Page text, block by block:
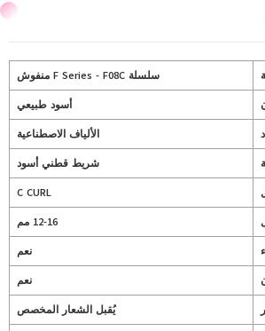
سلسلة F Series - F08C منفوش
أسود طبيعي
الألياف الاصطناعية
شريط قطني أسود
C CURL
12-16 مم
نعم
نعم
يُقبل الشعار المخصص